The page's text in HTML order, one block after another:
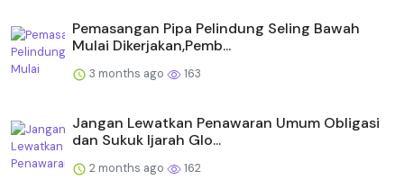
Pemasangan Pipa Pelindung Seling Bawah
Mulai Dikerjakan,Pemb...
3 months ago 163
Jangan Lewatkan Penawaran Umum Obligasi
dan Sukuk Ijarah Glo...
2 months ago 162